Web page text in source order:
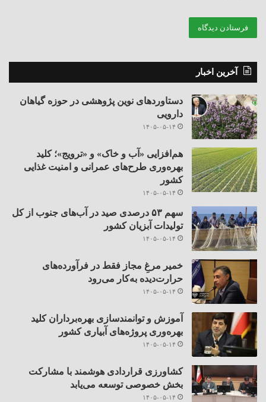
آخرین اخبار
دستاوردهای نوین پژوهشی در حوزه گیاهان
دارویی
۱۴۰۵-۰۵-۱۴
هم‌افزایی «آب و خاک» و «ترویج»؛ کلید
بهره‌وری طرح‌های عمرانی و امنیت غذایی
کشور
۱۴۰۵-۰۵-۱۴
سهم ۵۳ درصدی صید در آب‌های جنوب از کل
تولیدات آبزیان کشور
۱۴۰۵-۰۵-۱۴
خمیر مرغِ مجاز فقط در فرآورده‌های
حرارت‌دیده به‌کار می‌رود
۱۴۰۵-۰۵-۱۴
آموزش و توانمندسازی بهره‌برداران کلید
بهره‌وری پروژه‌های آبیاری کشور
۱۴۰۵-۰۵-۱۴
کشاورزی قراردادی هوشمند با مشارکت
بخش خصوصی توسعه می‌یابد
۱۴۰۵-۰۵-۱۴